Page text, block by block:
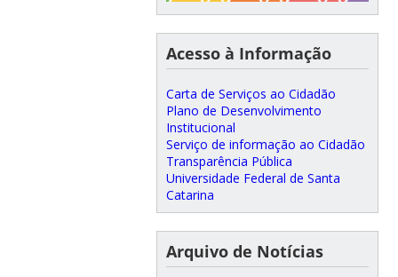
Acesso à Informação
Carta de Serviços ao Cidadão
Plano de Desenvolvimento
Institucional
Serviço de informação ao Cidadão
Transparência Pública
Universidade Federal de Santa
Catarina
Arquivo de Notícias